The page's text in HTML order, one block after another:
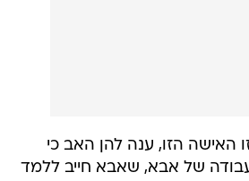
האישה הזו, ענה להן האב כי
של אבא, שאבא חייב ללמד